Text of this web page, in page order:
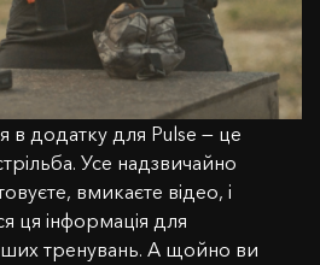
в додатку для Pulse — це
Усе надзвичайно
вмикаєте відео, і
ця інформація для
тренувань. А щойно ви